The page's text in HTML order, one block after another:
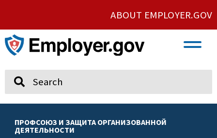
ABOUT EMPLOYER.GOV
ПРОФСОЮЗ И ЗАЩИТА ОРГАНИЗОВАННОЙ
ДЕЯТЕЛЬНОСТИ